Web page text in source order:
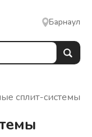
Барнаул
сплит-системы